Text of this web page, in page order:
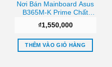
Nơi Bán Mainboard Asus
B365M-K Prime Chất
lượng
₫1,550,000
THÊM VÀO GIỎ HÀNG